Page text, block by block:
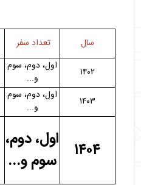
سال تعداد سفر
۱۴۰۲
اول، دوم، سوم
و...
۱۴۰۳
اول، دوم، سوم
و...
۱۴۰۴
اول، دوم،
سوم و...